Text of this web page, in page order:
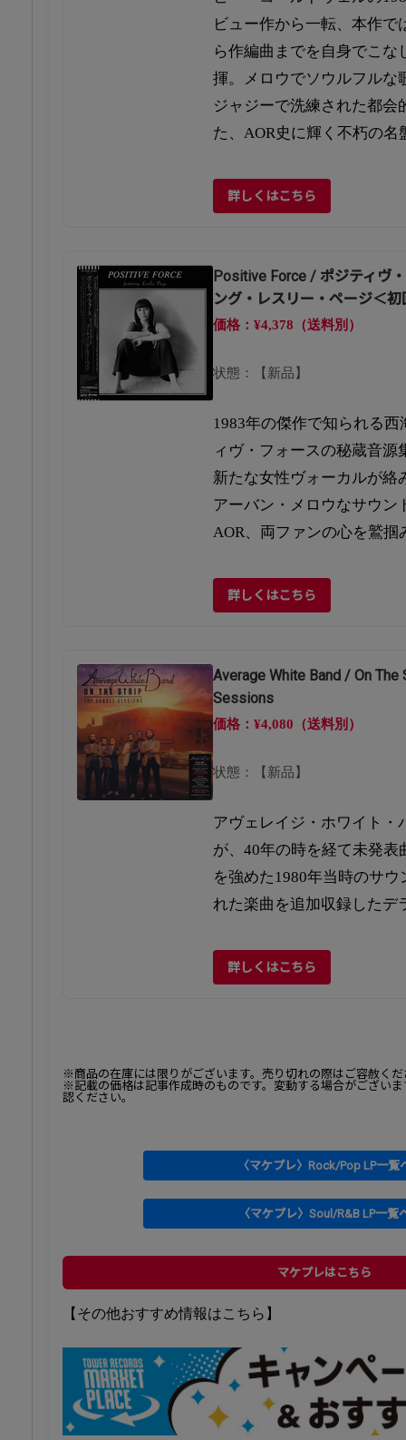
ビュー作から一転、本作で
ら作編曲までを自身でこな
揮。メロウでソウルフルな
ジャジーで洗練された都会
た、AOR史に輝く不朽の名
詳しくはこちら
Positive Force / ポジティヴ
ング・レスリー・ページ＜
価格：¥4,378（送料別）
状態：【新品】
1983年の傑作で知られる
ィヴ・フォースの秘蔵音
新たな女性ヴォーカルが絡
アーバン・メロウなサウン
AOR、両ファンの心を鷲
詳しくはこちら
Average White Band / On The
Sessions
価格：¥4,080（送料別）
状態：【新品】
アヴェレイジ・ホワイト・
が、40年の時を経て未発表
を強めた1980年当時のサ
れた楽曲を追加収録したデ
詳しくはこちら
※商品の在庫には限りがございます。売り切れの際はご容赦くだ
※記載の価格は記事作成時のものです。変動する場合がござい
認ください。
〈マケプレ〉Rock/Pop LP一覧
〈マケプレ〉Soul/R&B LP一覧
マケプレはこちら
【その他おすすめ情報はこちら】